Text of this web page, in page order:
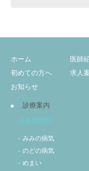
ホーム 医師
初めての方へ
求人
お知らせ
診療案内
みみの病気
のどの病気
めまい